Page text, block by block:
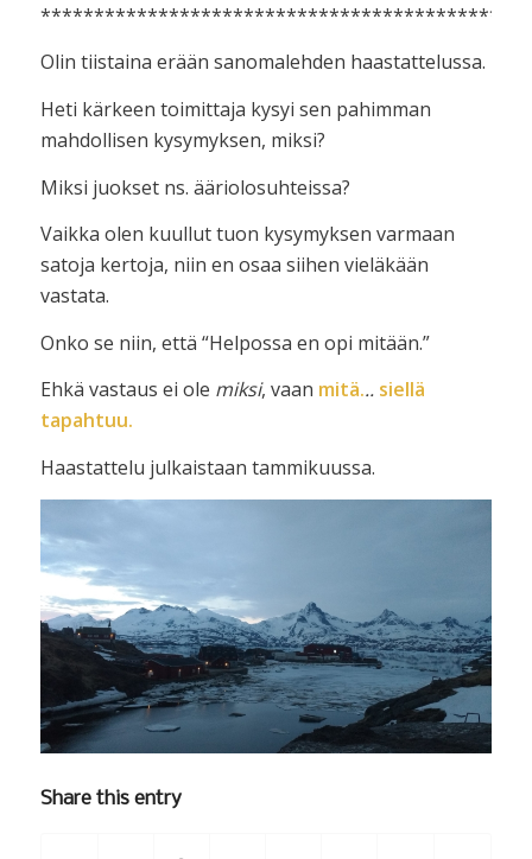
Olin tiistaina erään sanomalehden haastattelussa.
Heti kärkeen toimittaja kysyi sen pahimman
mahdollisen kysymyksen, miksi?
Miksi juokset ns. ääriolosuhteissa?
Vaikka olen kuullut tuon kysymyksen varmaan
satoja kertoja, niin en osaa siihen vieläkään
vastata.
Onko se niin, että “Helpossa en opi mitään.”
Ehkä vastaus ei ole miksi, vaan mitä... siellä
tapahtuu.
Haastattelu julkaistaan tammikuussa.
Share this entry